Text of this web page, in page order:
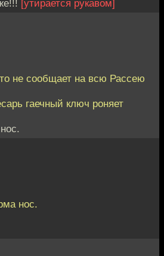
[утирается рукавом]
не сообщает на всю Рассею
гаечный ключ роняет
нос.